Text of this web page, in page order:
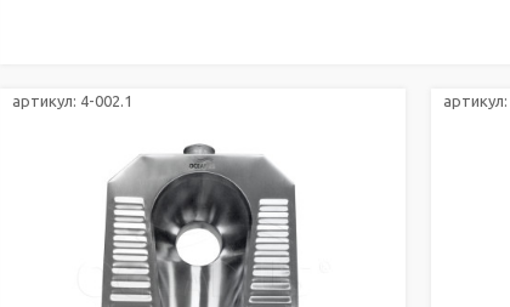
артикул: 4-002.1 артикул: